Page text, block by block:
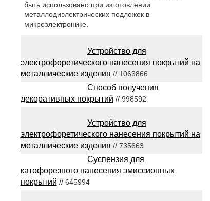
быть использовано при изготовлении
металлодиэлектрических подложек в
микроэлектронике.
Устройство для
электрофоретического нанесения покрытий на
металлические изделия // 1063866
Способ получения
декоративных покрытий // 998592
Устройство для
электрофоретического нанесения покрытий на
металлические изделия // 735663
Суспензия для
катофорезного нанесения эмиссионных
покрытий // 645994